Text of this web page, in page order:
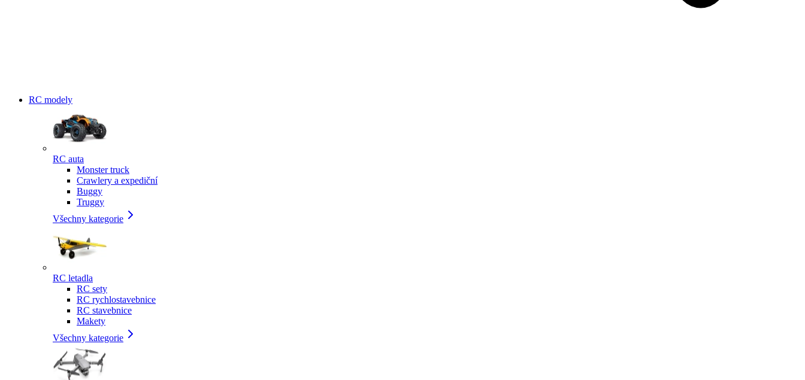
RC modely
RC auta
Monster truck
Crawlery a expediční
Buggy
Truggy
Všechny kategorie
RC letadla
RC sety
RC rychlostavebnice
RC stavebnice
Makety
Všechny kategorie